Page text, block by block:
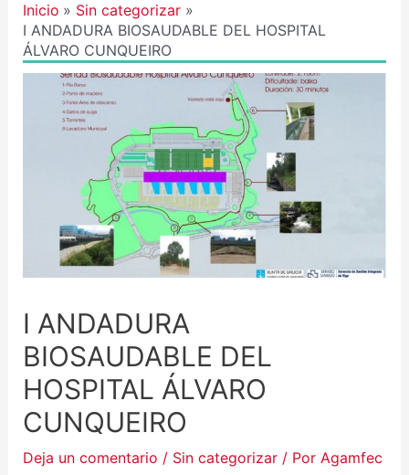
Inicio
Sin categorizar
I ANDADURA BIOSAUDABLE DEL HOSPITAL
ÁLVARO CUNQUEIRO
I ANDADURA
BIOSAUDABLE DEL
HOSPITAL ÁLVARO
CUNQUEIRO
Deja un comentario / Sin categorizar/ Por Agamfec